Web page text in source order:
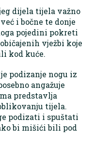
dijela tijela važno
i bočne te donje
pojedini pokreti
vježbi koje
kod kuće.
podizanje nogu iz
angažuje
predstavlja
tijela.
podizati i spuštati
bi mišići bili pod